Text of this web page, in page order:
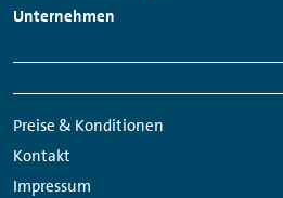
Links:
Unternehmen
Navigation
Preise & Konditionen
Kontakt
Impressum
Media
Links